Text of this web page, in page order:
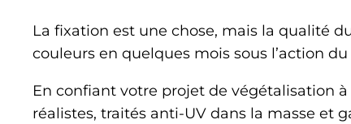
La fixation est une chose, mais la qualité
couleurs en quelques mois sous l’action du
En confiant votre projet de végétalisation à
réalistes, traités anti-UV dans la masse et